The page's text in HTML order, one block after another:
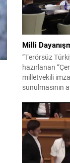
Soruşturma
Milli
“Terörsüz
hazırlanan
milletvekili
sunulmasının
Toplantı
bildiri, ülke
15 dakika
terörle